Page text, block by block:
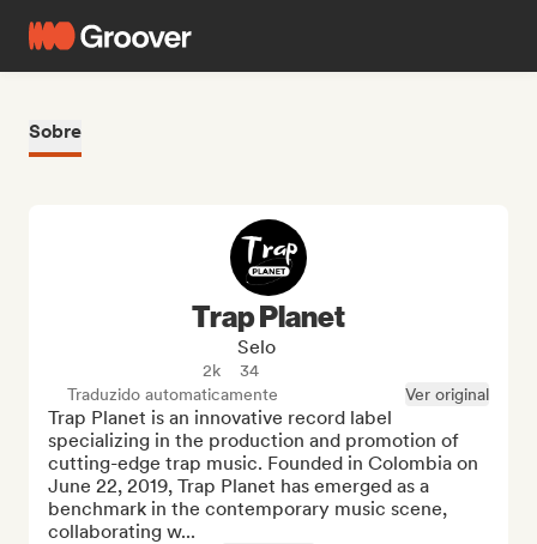
Sobre
Trap Planet
Selo
2k
34
Traduzido automaticamente
Ver original
Trap Planet is an innovative record label
specializing in the production and promotion of
cutting-edge trap music. Founded in Colombia on
June 22, 2019, Trap Planet has emerged as a
benchmark in the contemporary music scene,
collaborating w...